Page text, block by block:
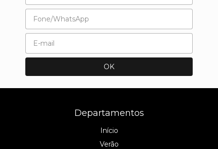
Departamentos
Início
Verão